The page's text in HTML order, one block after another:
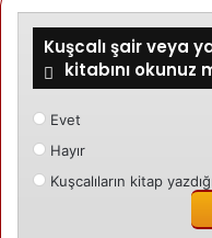
Yazarımız
Son yazıları
19/11/
Kuşcalı şair veya
kitabını okunuz
Evet
Hayır
Kuşcalıların kitap